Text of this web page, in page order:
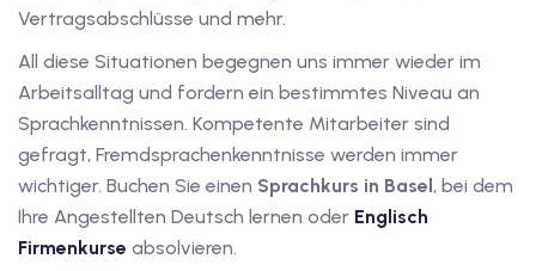
Deutsch A1
A1
Vertragsabschlüsse und mehr.
All diese Situationen begegnen uns immer wieder im
Arbeitsalltag und fordern ein bestimmtes Niveau an
Sprachkenntnissen. Kompetente Mitarbeiter sind
gefragt, Fremdsprachenkenntnisse werden immer
wichtiger. Buchen Sie einen Sprachkurs in Basel, bei dem
Ihre Angestellten Deutsch lernen oder Englisch
Firmenkurse absolvieren.